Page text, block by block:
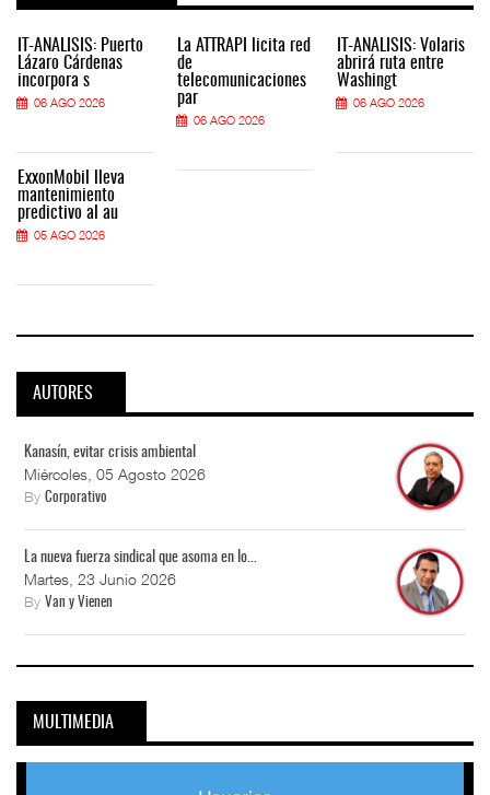
IT-ANÁLISIS: Puerto
Lázaro Cárdenas
incorpora s
06 AGO 2026
ExxonMobil lleva
mantenimiento
predictivo al au
05 AGO 2026
La ATTRAPI licita red
de
telecomunicaciones
par
06 AGO 2026
IT-ANÁLISIS: Volaris
abrirá ruta entre
Washingt
06 AGO 2026
AUTORES
Kanasín, evitar crisis ambiental
Miércoles, 05 Agosto 2026
By Corporativo
La nueva fuerza sindical que asoma en lo...
Martes, 23 Junio 2026
By Van y Vienen
MULTIMEDIA